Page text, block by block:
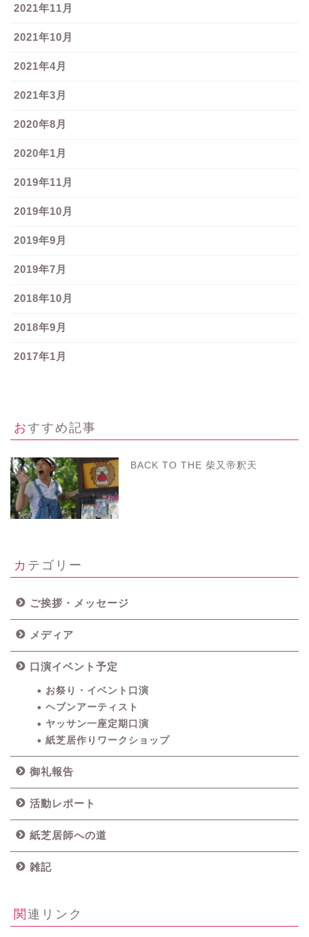
2021年11月
2021年10月
2021年4月
2021年3月
2020年8月
2020年1月
2019年11月
2019年10月
2019年9月
2019年7月
2018年10月
2018年9月
2017年1月
おすすめ記事
BACK TO THE 柴又帝釈天
カテゴリー
ご挨拶・メッセージ
メディア
口演イベント予定
お祭り・イベント口演
ヘブンアーティスト
ヤッサン一座定期口演
紙芝居作りワークショップ
御礼報告
活動レポート
紙芝居師への道
雑記
関連リンク